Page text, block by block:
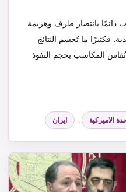
دائمًا بانتصار طرف وهزيمة
فكثيرًا ما تُحسم النتائج
المكاسب بحجم النفوذ
الاميركية ايران